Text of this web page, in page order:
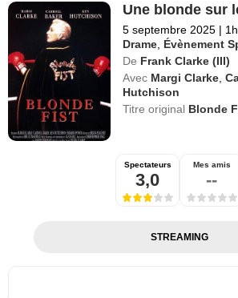
Une blonde sur
5 septembre 2025 |
Drame Évènement
De Frank Clarke (III)
Avec Margi Clarke ,
Hutchison
Titre original Blonde
Spectateurs
3,0
Mes amis
--
STREAMING